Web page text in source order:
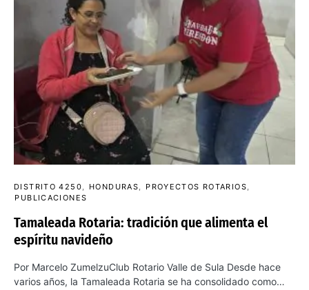
DISTRITO 4250 HONDURAS
PROYECTOS ROTARIOS
PUBLICACIONES
Tamaleada Rotaria: tradición que alimenta el
espíritu navideño
Por Marcelo ZumelzuClub Rotario Valle de Sula Desde hace
varios años, la Tamaleada Rotaria se ha consolidado como…